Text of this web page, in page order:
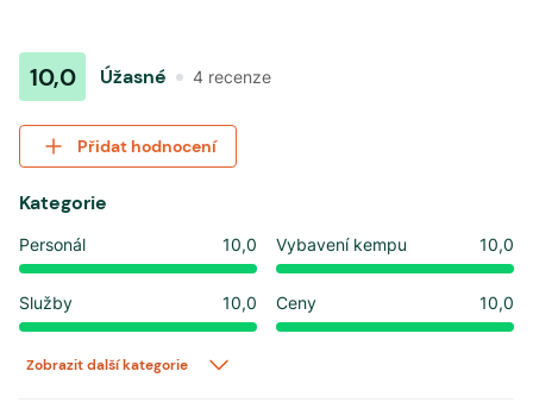
10,0 Úžasné 4 recenze
Přidat hodnocení
Kategorie
Personál 10,0 Vybavení kempu 10,0
Služby 10,0 Ceny 10,0
Zobrazit další kategorie